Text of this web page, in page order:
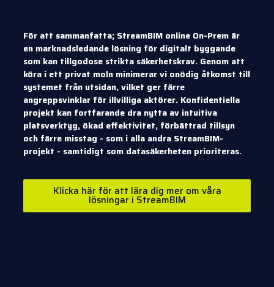
För att sammanfatta; StreamBIM online On-Prem är
en marknadsledande lösning för digitalt byggande
som kan tillgodose strikta säkerhetskrav. Genom att
köra i ett privat moln minimerar vi onödig åtkomst till
systemet från utsidan, vilket ger färre
angreppsvinklar för illvilliga aktörer. Konfidentiella
projekt kan fortfarande dra nytta av intuitiva
platsverktyg, ökad effektivitet, förbättrad tillsyn
och färre misstag - som i alla andra StreamBIM-
projekt - samtidigt som datasäkerheten prioriteras.
Klicka här för att lära dig mer om våra
lösningar i StreamBIM